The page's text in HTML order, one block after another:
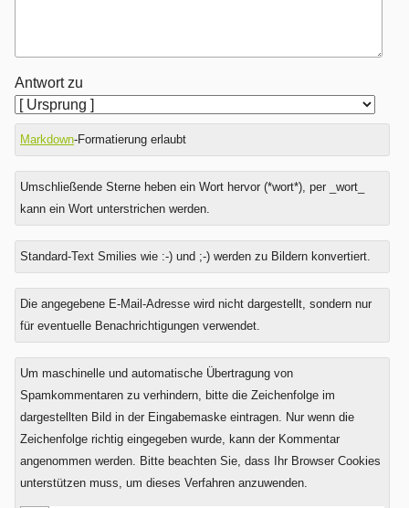
Antwort zu
Markdown-Formatierung erlaubt
Umschließende Sterne heben ein Wort hervor (*wort*), per _wort_
kann ein Wort unterstrichen werden.
Standard-Text Smilies wie :-) und ;-) werden zu Bildern konvertiert.
Was
ist
Drei
plus
Die angegebene E-Mail-Adresse wird nicht dargestellt, sondern nur
für eventuelle Benachrichtigungen verwendet.
Um maschinelle und automatische Übertragung von
Spamkommentaren zu verhindern, bitte die Zeichenfolge im
dargestellten Bild in der Eingabemaske eintragen. Nur wenn die
Zeichenfolge richtig eingegeben wurde, kann der Kommentar
angenommen werden. Bitte beachten Sie, dass Ihr Browser Cookies
unterstützen muss, um dieses Verfahren anzuwenden.